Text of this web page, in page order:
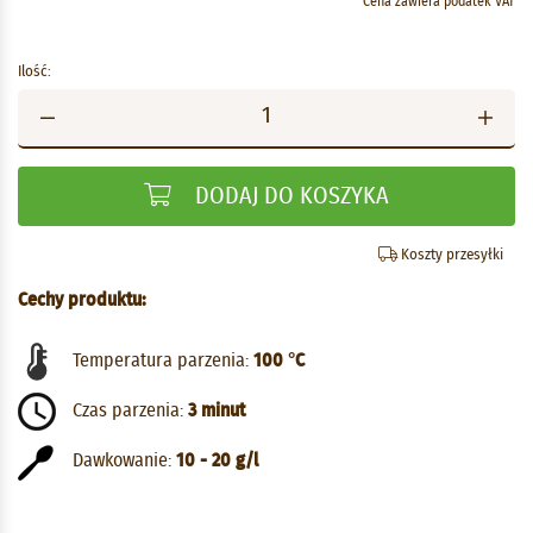
Ilość:
DODAJ DO KOSZYKA
Koszty przesyłki
Cechy produktu:
Temperatura parzenia: 100 °C
Czas parzenia: 3 minut
Dawkowanie: 10 - 20 g/l